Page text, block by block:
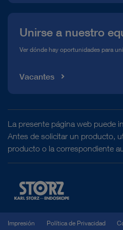
Unirse a nuestro
Ver dónde hay oportunidades para
Vacantes
La presente página web puede
Antes de solicitar un producto,
producto o la correspondiente
Impresión Política de Privacidad